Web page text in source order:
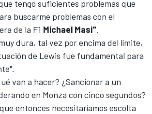
tengo suficientes problemas que
buscarme problemas con el
de la F1 Michael Masi".
dura, tal vez por encima del límite,
de Lewis fue fundamental para
van a hacer? ¿Sancionar a un
en Monza con cinco segundos?
entonces necesitaríamos escolta